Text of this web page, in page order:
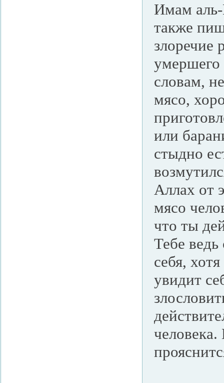
Имам
также
злоречие
умершего
словам,
мясо,
или
стыдно
Аллах от
мясо
что ты
Тебе ведь
себя,
увидит